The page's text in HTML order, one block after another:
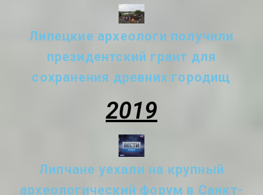
Липецкие археологи получили
президентский грант для
сохранения древних городищ
2019
Липчане уехали на крупный
археологический форум в Санкт-